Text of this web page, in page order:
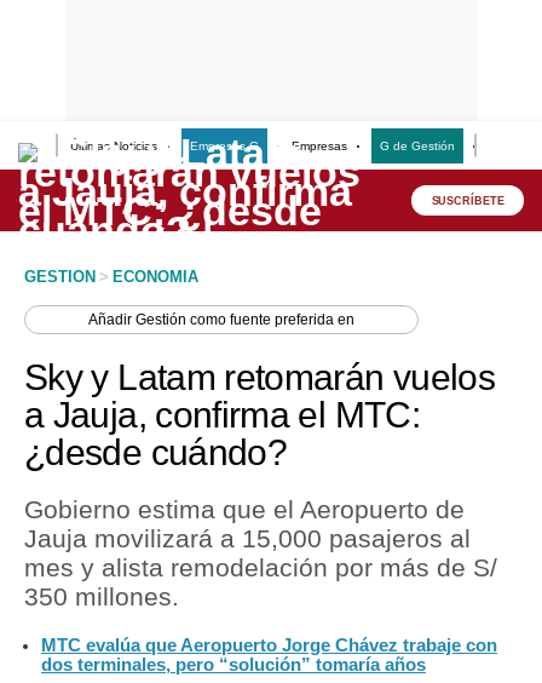
Últimas Noticias Empresas G Empresas G de Gestión
Lo último
Peru Quiosco
Economía
Mercados
Política
Tu Dinero
Finanzas Personales
SUSCRÍBETE
GESTION > ECONOMIA
AñadirGestión como fuente preferida en
Sky y Latam retomarán vuelos
a Jauja, confirma el MTC:
¿desde cuándo?
Gobierno estima que el Aeropuerto de
Jauja movilizará a 15,000 pasajeros al
mes y alista remodelación por más de S/
350 millones.
MTC evalúa que Aeropuerto Jorge Chávez trabaje con
dos terminales, pero “solución” tomaría años